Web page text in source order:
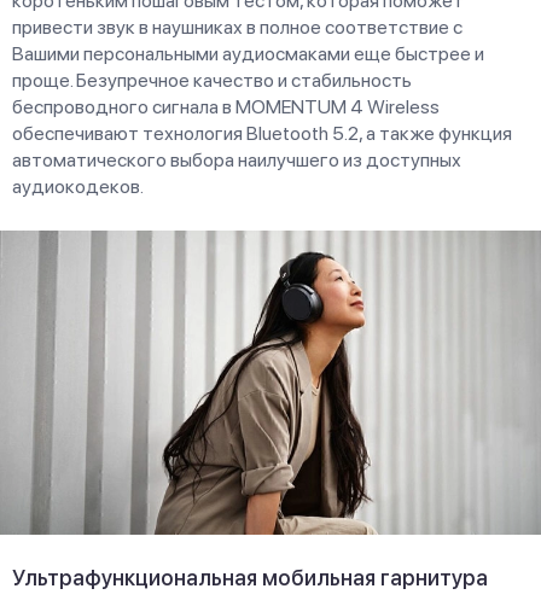
привести звук в наушниках в полное соответствие с
Вашими персональными аудиосмаками еще быстрее и
проще. Безупречное качество и стабильность
беспроводного сигнала в MOMENTUM 4 Wireless
обеспечивают технология Bluetooth 5.2, а также функция
автоматического выбора наилучшего из доступных
аудиокодеков.
Ультрафункциональная мобильная гарнитура